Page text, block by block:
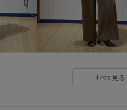
すべて見る